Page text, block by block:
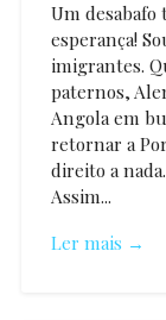
Um
esperança!
imigrantes.
paternos,
Angola em
retornar a
direito a
Assim...
Ler mais →